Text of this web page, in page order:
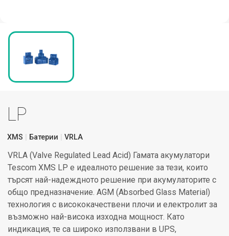
LP
XMS Батерии VRLA
VRLA (Valve Regulated Lead Acid) Гамата акумулатори
Tescom XMS LP е идеалното решение за тези, които
търсят най-надеждното решение при акумулаторите с
общо предназначение. AGM (Absorbed Glass Material)
технология с висококачествени плочи и електролит за
възможно най-висока изходна мощност. Като
индикация, те са широко използвани в UPS,